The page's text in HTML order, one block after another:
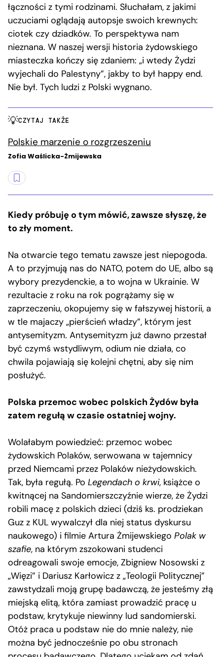
łączności z tymi rodzinami. Słuchałam, z jakimi
uczuciami oglądają autopsje swoich krewnych:
ciotek czy dziadków. To perspektywa nam
nieznana. W naszej wersji historia żydowskiego
miasteczka kończy się zdaniem: „i wtedy Żydzi
wyjechali do Palestyny”, jakby to był happy end.
Nie był. Tych ludzi z Polski wygnano.
CZYTAJ TAKŻE
Polskie marzenie o rozgrzeszeniu
Zofia Waślicka-Żmijewska
Kiedy próbuję o tym mówić, zawsze słyszę, że
to zły moment.
Na otwarcie tego tematu zawsze jest niepogoda.
A to przyjmują nas do NATO, potem do UE, albo są
wybory prezydenckie, a to wojna w Ukrainie. W
rezultacie z roku na rok pogrążamy się w
zaprzeczeniu, okopujemy się w fałszywej historii, a
w tle majaczy „pierścień władzy”, którym jest
antysemityzm. Antysemityzm już dawno przestał
być czymś wstydliwym, odium nie działa, co
chwila pojawiają się kolejni chętni, aby się nim
posłużyć.
Polska przemoc wobec polskich Żydów była
zatem regułą w czasie ostatniej wojny.
Wolałabym powiedzieć: przemoc wobec
żydowskich Polaków, serwowana w tajemnicy
przed Niemcami przez Polaków nieżydowskich.
Tak, była regułą. Po Legendach o krwi, książce o
kwitnącej na Sandomierszczyźnie wierze, że Żydzi
robili macę z polskich dzieci (dziś ks. prodziekan
Guz z KUL wywalczył dla niej status dyskursu
naukowego) i filmie Artura Żmijewskiego Polak w
szafie, na którym zszokowani studenci
odreagowali swoje emocje, Zbigniew Nosowski z
„Więzi” i Dariusz Karłowicz z „Teologii Politycznej”
zawstydzali moją grupę badawczą, że jesteśmy złą
miejską elitą, która zamiast prowadzić pracę u
podstaw, krytykuje niewinny lud sandomierski.
Otóż praca u podstaw nie do mnie należy, nie
można być jednocześnie po obu stronach